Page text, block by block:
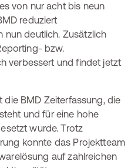
von nur acht bis neun
reduziert
nun deutlich. Zusätzlich
bzw.
verbessert und findet jetzt
die BMD Zeiterfassung, die
und für eine hohe
wurde. Trotz
konnte das Projektteam
auf zahlreichen